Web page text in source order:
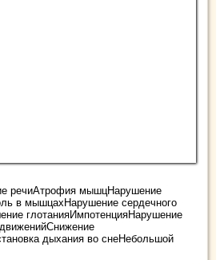
речиАтрофия мышцНарушение
в мышцахНарушение сердечного
глотанияИмпотенцияНарушение
дыхания во снеНебольшой